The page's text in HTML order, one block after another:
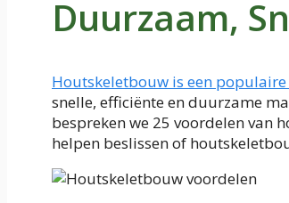
Duurzaam,
Houtskeletbouw is een
snelle, efficiënte en duurzame
bespreken we 25 voordelen van
helpen beslissen of